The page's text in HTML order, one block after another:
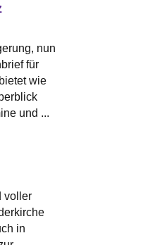
nun
für
wie
und ...
voller
in